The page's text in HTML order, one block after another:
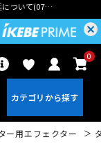
について(07月29日
0
ー用エフェクター